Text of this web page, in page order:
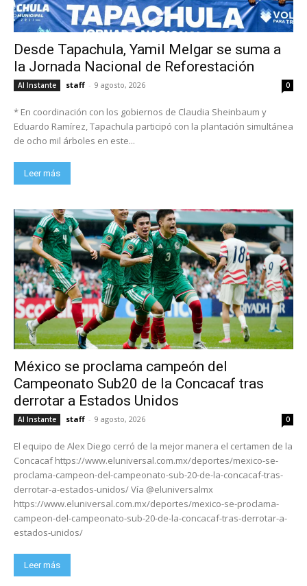
Desde Tapachula, Yamil Melgar se suma a
la Jornada Nacional de Reforestación
Al Instante staff - 9 agosto, 2026 0
* En coordinación con los gobiernos de Claudia Sheinbaum y
Eduardo Ramírez, Tapachula participó con la plantación simultánea
de ocho mil árboles en este...
Leer más
México se proclama campeón del
Campeonato Sub20 de la Concacaf tras
derrotar a Estados Unidos
Al Instante staff - 9 agosto, 2026 0
El equipo de Alex Diego cerró de la mejor manera el certamen de la
Concacaf https://www.eluniversal.com.mx/deportes/mexico-se-
proclama-campeon-del-campeonato-sub-20-de-la-concacaf-tras-
derrotar-a-estados-unidos/ Vía @eluniversalmx
https://www.eluniversal.com.mx/deportes/mexico-se-proclama-
campeon-del-campeonato-sub-20-de-la-concacaf-tras-derrotar-a-
estados-unidos/
Leer más